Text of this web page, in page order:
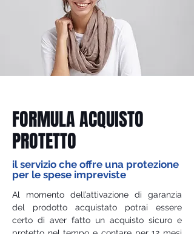
FORMULA ACQUISTO
PROTETTO
il servizio che offre una protezione
per le spese impreviste
Al momento dell’attivazione di garanzia
del prodotto acquistato potrai essere
certo di aver fatto un acquisto sicuro e